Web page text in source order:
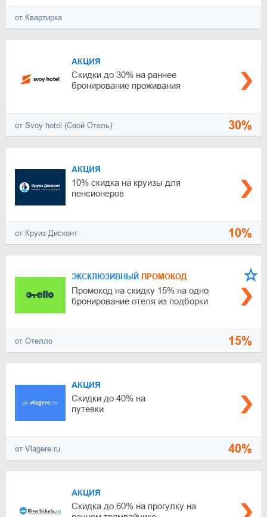
от Квартирка
АКЦИЯ
Скидки до 30% на раннее
бронирование проживания
от Svoy hotel (Свой Отель) 30%
АКЦИЯ
10% скидка на круизы для
пенсионеров
от Круиз Дисконт 10%
ЭКСКЛЮЗИВНЫЙ ПРОМОКОД
Промокод на скидку 15% на одно
бронирование отеля из подборки
от Отелло 15%
АКЦИЯ
Скидки до 40% на
путевки
от Vlagere.ru 40%
АКЦИЯ
Скидка до 60% на прогулку на